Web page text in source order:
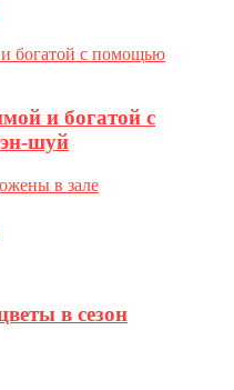
и богатой с
шуй
в сезон